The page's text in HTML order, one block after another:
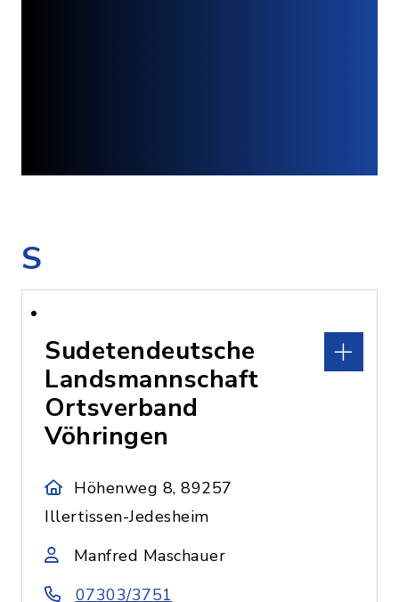
S
Sudetendeutsche
Landsmannschaft
Ortsverband
Vöhringen
Höhenweg 8, 89257
Illertissen-Jedesheim
Manfred Maschauer
07303/3751